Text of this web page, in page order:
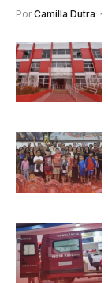
Por Camilla Dutra